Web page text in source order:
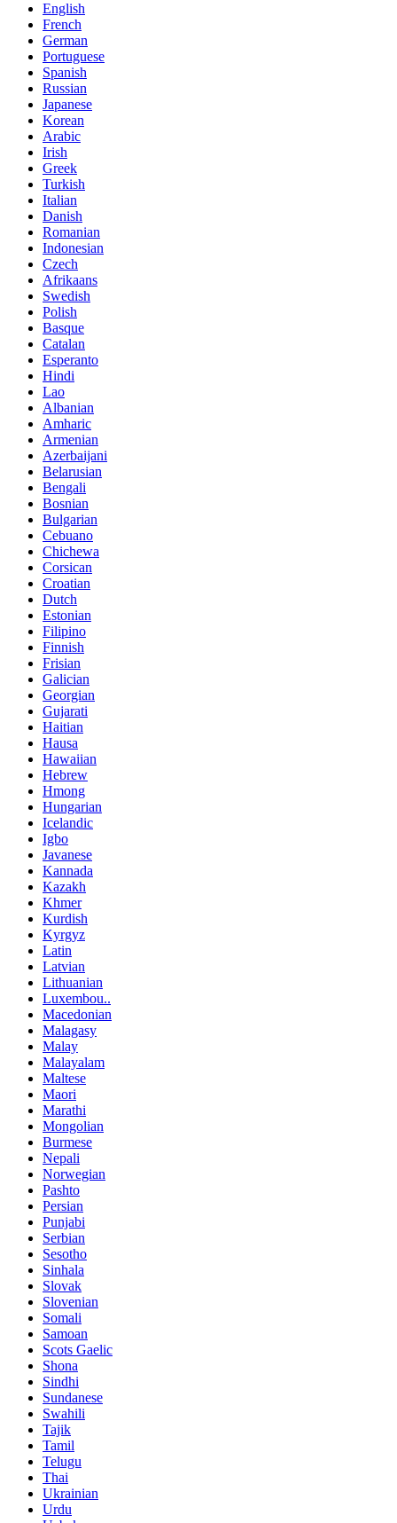
English
French
German
Portuguese
Spanish
Russian
Japanese
Korean
Arabic
Irish
Greek
Turkish
Italian
Danish
Romanian
Indonesian
Czech
Afrikaans
Swedish
Polish
Basque
Catalan
Esperanto
Hindi
Lao
Albanian
Amharic
Armenian
Azerbaijani
Belarusian
Bengali
Bosnian
Bulgarian
Cebuano
Chichewa
Corsican
Croatian
Dutch
Estonian
Filipino
Finnish
Frisian
Galician
Georgian
Gujarati
Haitian
Hausa
Hawaiian
Hebrew
Hmong
Hungarian
Icelandic
Igbo
Javanese
Kannada
Kazakh
Khmer
Kurdish
Kyrgyz
Latin
Latvian
Lithuanian
Luxembou..
Macedonian
Malagasy
Malay
Malayalam
Maltese
Maori
Marathi
Mongolian
Burmese
Nepali
Norwegian
Pashto
Persian
Punjabi
Serbian
Sesotho
Sinhala
Slovak
Slovenian
Somali
Samoan
Scots Gaelic
Shona
Sindhi
Sundanese
Swahili
Tajik
Tamil
Telugu
Thai
Ukrainian
Urdu